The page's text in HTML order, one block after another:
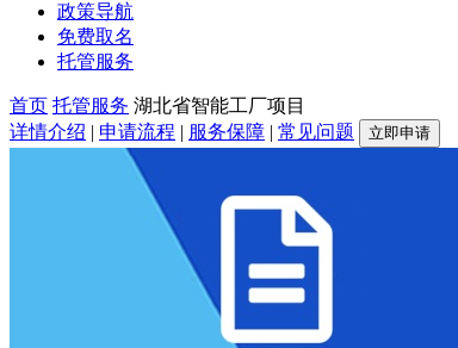
政策导航
免费取名
托管服务
首页 托管服务 湖北省智能工厂项目
详情介绍 | 申请流程 | 服务保障 | 常见问题 立即申请